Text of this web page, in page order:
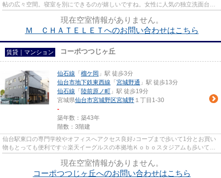
帖の広々空間。寝室を別にできるのが嬉しいですね。女性に人気の独立洗面台や
現在空室情報がありません。
Ｍ ＣＨＡＴＥＬＥＴへのお問い合わせはこちら
賃貸｜マンション コーポつつじヶ丘
仙石線 「 榴ケ岡 」駅 徒歩3分
仙台市地下鉄東西線 「 宮城野通 」駅 徒歩13分
仙石線 「 陸前原ノ町 」駅 徒歩19分
宮城県仙台市宮城野区宮城野 １丁目1-30
-
築年数：築43年
階数：3階建
仙台駅東口の専門学校やオフィスへアクセス良好♪コープまで歩いて1分とお買い
物もとっても便利です☆楽天イーグルスの本拠地Ｋｏｂｏスタジアムも歩いて行
現在空室情報がありません。
コーポつつじヶ丘へのお問い合わせはこちら